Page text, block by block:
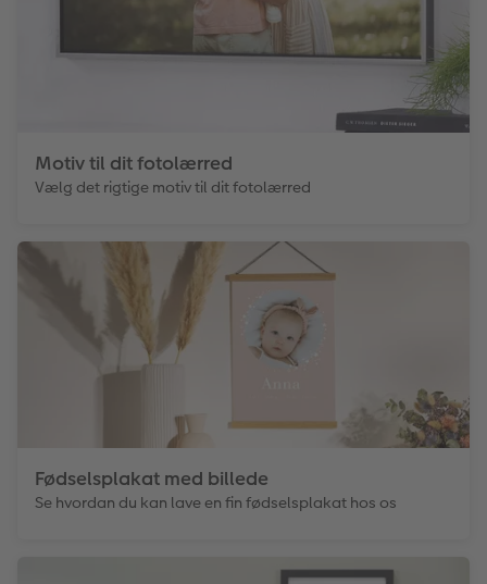
Motiv til dit fotolærred
Vælg det rigtige motiv til dit fotolærred
Fødselsplakat med billede
Se hvordan du kan lave en fin fødselsplakat hos os